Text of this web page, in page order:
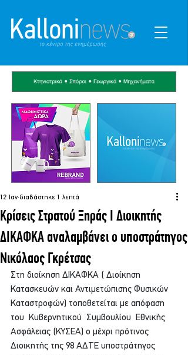
Κρίσεις Στρατού Ξηράς I Διοικητής
ΔΙΚΑΦΚΑ αναλαμβάνει ο υποστράτηγος
Νικόλαος Γκρέτσας
12 Ιαν διαβάστηκε 1 λεπτά
Στη διοίκηση ΔΙΚΑΦΚΑ ( Διοίκηση
Κατασκευών και Αντιμετώπισης Φυσικών
Καταστροφών) τοποθετείται με απόφαση
του  Κυβερνητικού  Συμβουλίου  Εθνικής
Ασφάλειας (ΚΥΣΕΑ) ο μέχρι πρότινος
Διοικητής της 98 ΑΔΤΕ υποστράτηγος